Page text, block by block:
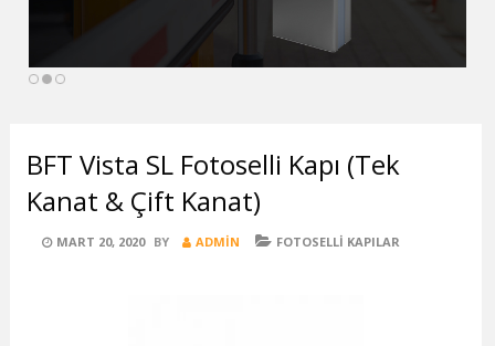
BFT Vista SL Fotoselli Kapı (Tek
Kanat & Çift Kanat)
POSTED
MART 20, 2020 BY ADMIN CATEGORIES
FOTOSELLI KAPILAR